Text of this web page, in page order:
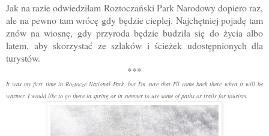
Jak na razie odwiedziłam Roztoczański Park Narodowy dopiero raz,
ale na pewno tam wrócę gdy będzie cieplej. Najchętniej pojadę tam
znów na wiosnę, gdy przyroda będzie budziła się do życia albo
latem, aby skorzystać ze szlaków i ścieżek udostępnionych dla
turystów.
***
It was my first time in Roztocze National Park, but I'm sure that I'll come back there when it will be
warmer. I would like to go there in spring or in summer to use some of paths or trails for tourists.